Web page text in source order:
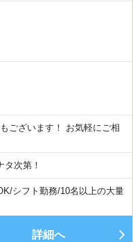
ございます！ お気軽にご相
次第！
/シフト勤務/10名以上の大量
詳細へ